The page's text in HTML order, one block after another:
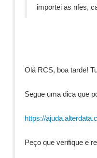
importei as nfes,
Olá RCS, boa tarde!
Segue uma dica que
https://
Peço que verifique e